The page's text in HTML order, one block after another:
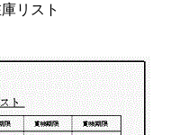
リスト